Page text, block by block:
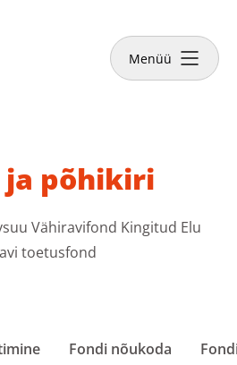
Menüü
Sulge
ja põhikiri
Vähiravifond Kingitud Elu
toetusfond
Fondi nõukoda